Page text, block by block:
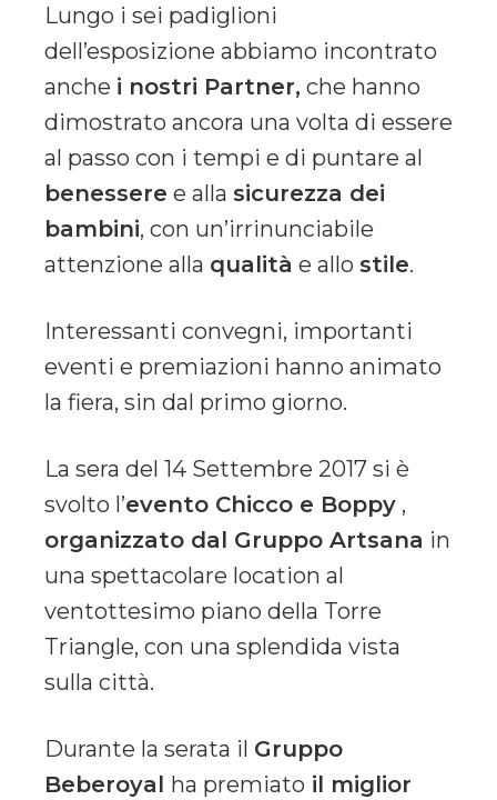
Lungo i sei padiglioni
dell’esposizione abbiamo incontrato
anche i nostri Partner, che hanno
dimostrato ancora una volta di essere
al passo con i tempi e di puntare al
benessere e alla sicurezza dei
bambini, con un’irrinunciabile
attenzione alla qualità e allo stile.
Interessanti convegni, importanti
eventi e premiazioni hanno animato
la fiera, sin dal primo giorno.
La sera del 14 Settembre 2017 si è
svolto l’evento Chicco e Boppy ,
organizzato dal Gruppo Artsana in
una spettacolare location al
ventottesimo piano della Torre
Triangle, con una splendida vista
sulla città.
Durante la serata il Gruppo
Beberoyal
ha premiato il miglior